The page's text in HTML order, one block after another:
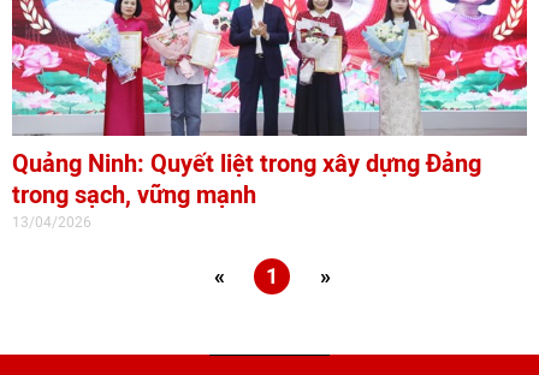
Quảng Ninh: Quyết liệt trong xây dựng Đảng
trong sạch, vững mạnh
13/04/2026
« 1 »